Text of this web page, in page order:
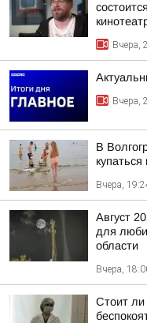
Вчера,
Вчера,
В
Вчера,
Август
для
области
Вчера,
Стоит ли